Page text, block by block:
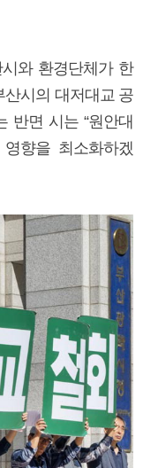
와 환경단체가 한
산시의 대저대교 공
반면 시는 “원안대
향을 최소화하겠